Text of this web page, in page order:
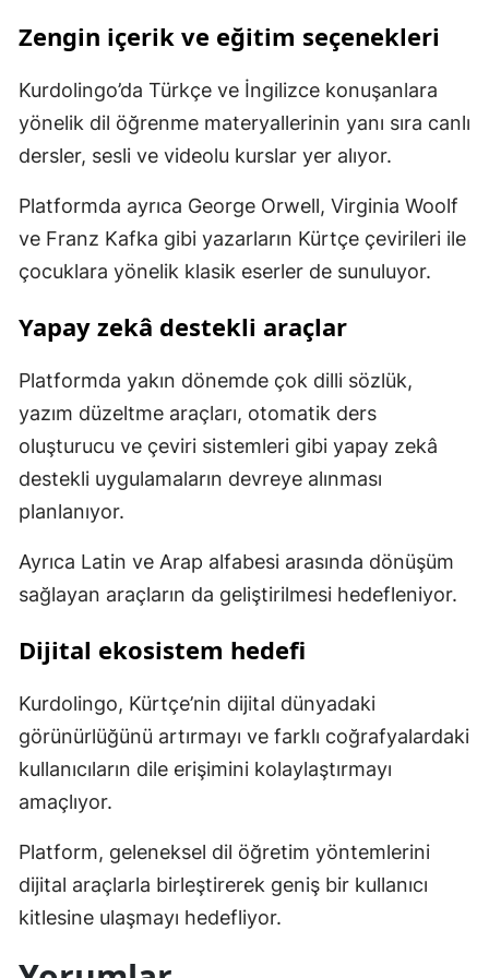
Zengin içerik ve eğitim seçenekleri
Kurdolingo’da Türkçe ve İngilizce konuşanlara
yönelik dil öğrenme materyallerinin yanı sıra canlı
dersler, sesli ve videolu kurslar yer alıyor.
Platformda ayrıca George Orwell, Virginia Woolf
ve Franz Kafka gibi yazarların Kürtçe çevirileri ile
çocuklara yönelik klasik eserler de sunuluyor.
Yapay zekâ destekli araçlar
Platformda yakın dönemde çok dilli sözlük,
yazım düzeltme araçları, otomatik ders
oluşturucu ve çeviri sistemleri gibi yapay zekâ
destekli uygulamaların devreye alınması
planlanıyor.
Ayrıca Latin ve Arap alfabesi arasında dönüşüm
sağlayan araçların da geliştirilmesi hedefleniyor.
Dijital ekosistem hedefi
Kurdolingo, Kürtçe’nin dijital dünyadaki
görünürlüğünü artırmayı ve farklı coğrafyalardaki
kullanıcıların dile erişimini kolaylaştırmayı
amaçlıyor.
Platform, geleneksel dil öğretim yöntemlerini
dijital araçlarla birleştirerek geniş bir kullanıcı
kitlesine ulaşmayı hedefliyor.